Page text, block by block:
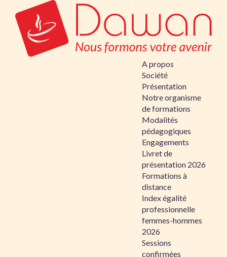
A propos
Société
Présentation
Notre organisme
de formations
Modalités
pédagogiques
Engagements
Livret de
présentation 2026
Formations à
distance
Index égalité
professionnelle
femmes-hommes
2026
Sessions
confirmées